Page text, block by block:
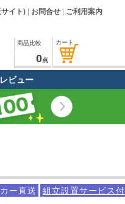
イト) お問合せ ご利用案内
カート
商品比較
0点
ビュー
ー直送 組立設置サービス付